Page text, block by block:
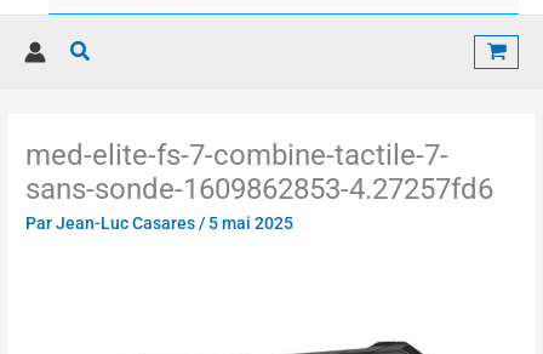
Rechercher
med-elite-fs-7-combine-tactile-7-
sans-sonde-1609862853-4.27257fd6
ParJean-Luc Casares/ 5 mai 2025